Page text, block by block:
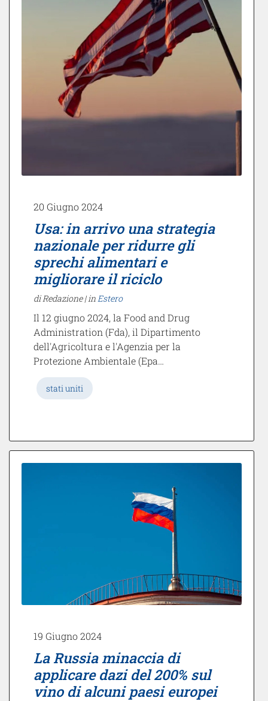
20 Giugno 2024
Usa: in arrivo una strategia
nazionale per ridurre gli
sprechi alimentari e
migliorare il riciclo
di Redazione |inEstero
Il 12 giugno 2024, la Food and Drug
Administration (Fda), il Dipartimento
dell'Agricoltura e l'Agenzia per la
Protezione Ambientale (Epa…
stati uniti
19 Giugno 2024
La Russia minaccia di
applicare dazi del 200% sul
vino di alcuni paesi europei